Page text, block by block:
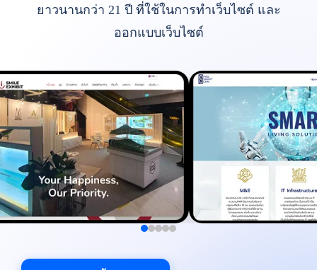
ยาวนานกว่า 21 ปี ที่ใช้ในการทำเว็บไซต์ และ
ออกแบบเว็บไซต์